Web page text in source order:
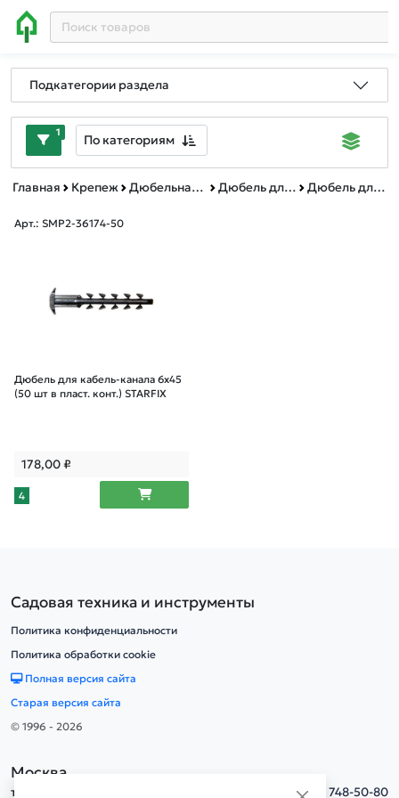
Подкатегории раздела
1 По категориям
Главная Крепеж Дюбельная техника Дюбель для кабель-канала Дюбель для кабель-канала платиковый контейнер
Арт.: SMP2-36174-50
Дюбель для кабель-канала 6х45
(50 шт в пласт. конт.) STARFIX
178,00₽
4
Садовая техника и инструменты
Политика конфиденциальности
Политика обработки cookie
Полная версия сайта
Старая версия сайта
© 1996 - 2026
Москва
тел. +7(495) 748-50-80